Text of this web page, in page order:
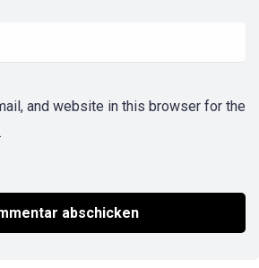
and website in this browser for the